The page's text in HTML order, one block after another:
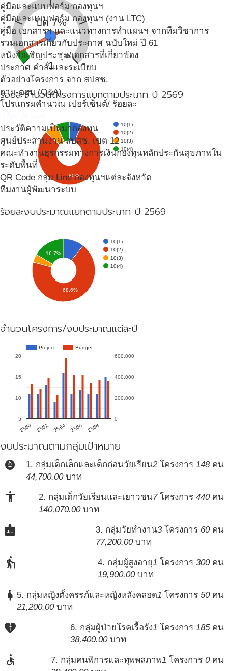
คู่มือและแบบฟอร์ม กองทุนฯ
คู่มือและแบบฟอร์ม กองทุนฯ (งาน LTC)
คู่มือ เอกสารฯ และแนวทางการทำแผนฯ จากทีมวิชาการ
รวมเอกสารเกี่ยวกับประกาศ ฉบับใหม่ ปี 61
หนังสือเชิญประชุม/เอกสารที่เกี่ยวข้อง
ประกาศ คำสั่งและระเบียบ
ตัวอย่างโครงการ จาก สปสช.
ถาม-ตอบ (Q&A)
โปรแกรมคำนวณ เปอร์เซ็นต์/ ร้อยละ
ประวัติความเป็นมากองทุน
ศูนย์ประสานงาน สปสช. เขต 12
คณะทำงานธุรกรรมทางการเงินกองทุนหลักประกันสุขภาพใน
ระดับพื้นที่
QR Code กลุ่ม Line กองทุนฯแต่ละจังหวัด
ทีมงานผู้พัฒนาระบบ
ปิด 7%
0 15
1
ร้อยละจำนวนโครงการแยกตามประเภท ปี 2569
10(1)
10(2)
10(3)
10(4)
80%
ร้อยละงบประมาณแยกตามประเภท ปี 2569
10(1)
10(2)
10(3)
10(4)
16.7%
68.6%
จำนวนโครงการ/งบประมาณแต่ละปี
Project Budget
2560 2562 2564 2566 2568
5
10
15
20
0
200,000
400,000
600,000
งบประมาณตามกลุ่มเป้าหมาย
child_care 1. กลุ่มเด็กเล็กและเด็กก่อนวัยเรียน2โครงการ 148คน
44,700.00บาท
accessibility_new 2. กลุ่มเด็กวัยเรียนและเยาวชน7โครงการ 440คน
140,070.00บาท
badge 3. กลุ่มวัยทำงาน3โครงการ 60คน
77,200.00บาท
elderly 4. กลุ่มผู้สูงอายุ1 โครงการ 300คน
19,900.00บาท
pregnant_woman 5. กลุ่มหญิงตั้งครรภ์และหญิงหลังคลอด1 โครงการ 50คน
21,200.00บาท
heart_broken 6. กลุ่มผู้ป่วยโรคเรื้อรัง1 โครงการ 185คน
38,400.00บาท
accessible 7. กลุ่มคนพิการและทุพพลภาพ1 โครงการ 0คน